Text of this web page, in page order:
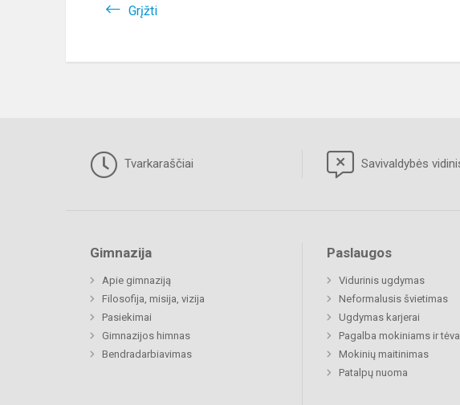
Grįžti
Tvarkaraščiai Savivaldybės
Gimnazija
Apie gimnaziją
Filosofija, misija, vizija
Pasiekimai
Gimnazijos himnas
Bendradarbiavimas
Paslaugos
Vidurinis ugdymas
Neformalusis švietimas
Ugdymas karjerai
Pagalba mokiniams ir
Mokinių maitinimas
Patalpų nuoma